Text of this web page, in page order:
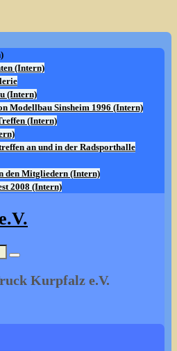
(Intern)
(Intern)
Modellbau Sinsheim 1996 (Intern)
(Intern)
an und in der Radsporthalle
den Mitgliedern (Intern)
2008 (Intern)
Kurpfalz e.V.